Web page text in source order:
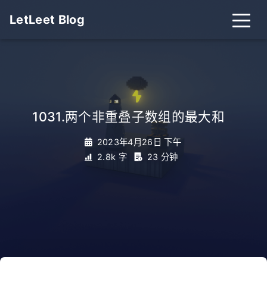
LetLeet Blog
1031.两个非重叠子数组的最大和
2023年4月26日 下午
2.8k 字
23 分钟